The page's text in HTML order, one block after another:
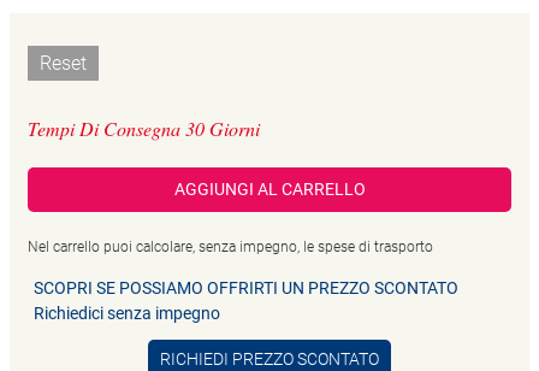
Reset
Tempi Di Consegna 30 Giorni
AGGIUNGI AL CARRELLO
Nel carrello puoi calcolare, senza impegno, le spese di trasporto
SCOPRI SE POSSIAMO OFFRIRTI UN PREZZO SCONTATO
Richiedici senza impegno
RICHIEDI PREZZO SCONTATO